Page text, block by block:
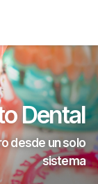
Dental
desde un solo
sistema